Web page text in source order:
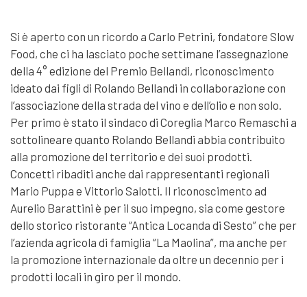
Si è aperto con un ricordo a Carlo Petrini, fondatore Slow
Food, che ci ha lasciato poche settimane l’assegnazione
della 4° edizione del Premio Bellandi, riconoscimento
ideato dai figli di Rolando Bellandi in collaborazione con
l’associazione della strada del vino e dell’olio e non solo.
Per primo è stato il sindaco di Coreglia Marco Remaschi a
sottolineare quanto Rolando Bellandi abbia contribuito
alla promozione del territorio e dei suoi prodotti.
Concetti ribaditi anche dai rappresentanti regionali
Mario Puppa e Vittorio Salotti. Il riconoscimento ad
Aurelio Barattini è per il suo impegno, sia come gestore
dello storico ristorante “Antica Locanda di Sesto” che per
l’azienda agricola di famiglia “La Maolina”, ma anche per
la promozione internazionale da oltre un decennio per i
prodotti locali in giro per il mondo.